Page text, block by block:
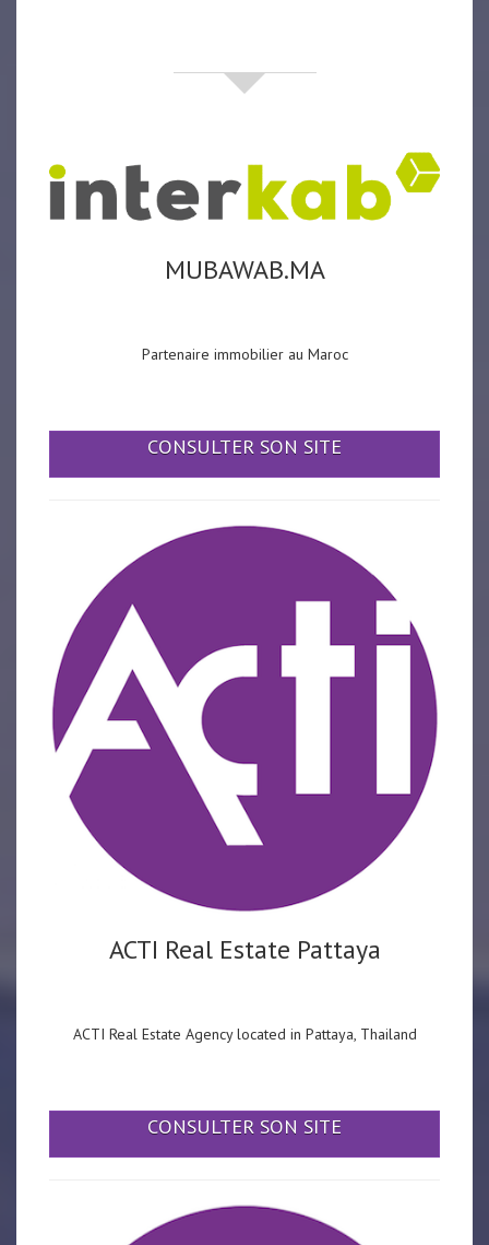
MUBAWAB.MA
Partenaire immobilier au Maroc
CONSULTER SON SITE
ACTI Real Estate Pattaya
ACTI Real Estate Agency located in Pattaya, Thailand
CONSULTER SON SITE